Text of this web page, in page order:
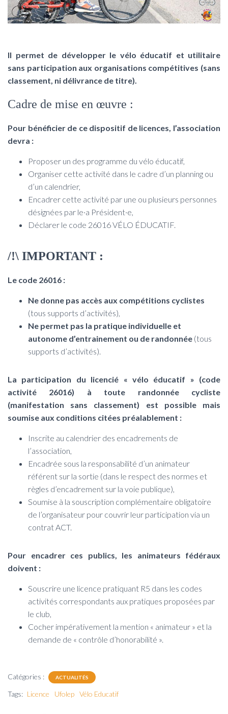
Il permet de développer le vélo éducatif et utilitaire
sans participation aux organisations compétitives (sans
classement, ni délivrance de titre).
Cadre de mise en œuvre :
Pour bénéficier de ce dispositif de licences, l’association
devra :
Proposer un des programme du vélo éducatif,
Organiser cette activité dans le cadre d’un planning ou
d’un calendrier,
Encadrer cette activité par une ou plusieurs personnes
désignées par le·a Président·e,
Déclarer le code 26016 VÉLO ÉDUCATIF.
/!\ IMPORTANT :
Le code 26016 :
Ne donne pas accès aux compétitions cyclistes
(tous supports d’activités),
Ne permet pas la pratique individuelle et
autonome d’entrainement ou de randonnée (tous
supports d’activités).
La participation du licencié « vélo éducatif » (code
activité 26016) à toute randonnée cycliste
(manifestation sans classement) est possible mais
soumise aux conditions citées préalablement :
Inscrite au calendrier des encadrements de
l’association,
Encadrée sous la responsabilité d’un animateur
référent sur la sortie (dans le respect des normes et
règles d’encadrement sur la voie publique),
Soumise à la souscription complémentaire obligatoire
de l’organisateur pour couvrir leur participation via un
contrat ACT.
Pour encadrer ces publics, les animateurs fédéraux
doivent :
Souscrire une licence pratiquant R5 dans les codes
activités correspondants aux pratiques proposées par
le club,
Cocher impérativement la mention « animateur » et la
demande de « contrôle d’honorabilité ».
Catégories : ACTUALITÉS
Tags: Licence Ufolep Vélo Educatif